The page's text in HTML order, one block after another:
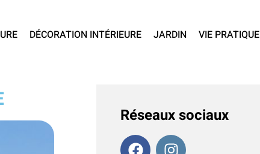
DÉCORATION INTÉRIEURE JARDIN VIE PRATIQUE
Réseaux sociaux